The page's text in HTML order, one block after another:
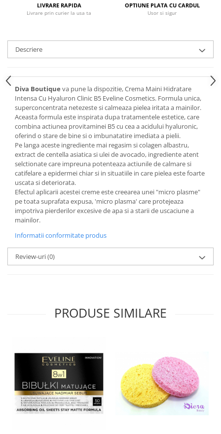
LIVRARE RAPIDA
Livrare prin curier la usa ta
OPTIUNE PLATA CU CARDUL
Usor si sigur
Descriere
Diva Boutique va pune la dispozitie, Crema Maini Hidratare
Intensa Cu Hyaluron Clinic B5 Eveline Cosmetics. Formula unica,
superconcentrata netezeste si calmeaza pielea iritata a mainilor.
Aceasta formula este inspirata dupa tratamentele estetice, care
combina actiunea provitaminei B5 cu cea a acidului hyaluronic,
oferind o stare de bine si o imbunatatire imediata a pielii.
Pe langa aceste ingrediente mai regasim si colagen albastru,
extract de centella asiatica si ulei de avocado, ingrediente atent
selctionate care impreuna potenteaza actiunile de calmare si
catifelare a epidermei chiar si in situatiile in care pielea este foarte
uscata si deteriorata.
Efectul aplicarii acestei creme este creearea unei "micro plasme"
pe toata suprafata expusa, 'micro plasma' care protejeaza
impotriva pierderilor excesive de apa si a starii de uscaciune a
mainilor.
Informatii conformitate produs
Review-uri(0)
PRODUSE SIMILARE